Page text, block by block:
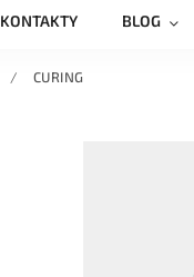
KONTAKTY BLOG
/ CURING